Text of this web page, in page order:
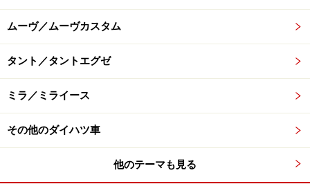
ムーヴ／ムーヴカスタム
タント／タントエグゼ
ミラ／ミライース
その他のダイハツ車
他のテーマも見る